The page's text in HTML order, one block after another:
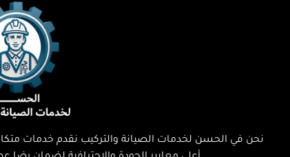
نحن في الحسن لخدمات الصيانة والتركيب نقدم خدمات